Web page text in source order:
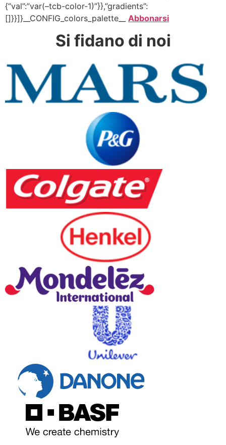
{“val”:”var(–tcb-color-1)”}},”gradients”:
[]}}]}__CONFIG_colors_palette__ Abbonarsi
Si fidano di noi